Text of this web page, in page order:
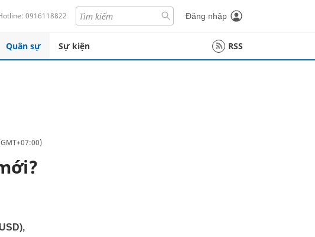
0916118822 Đăng nhập
Quân sự Sự kiện RSS